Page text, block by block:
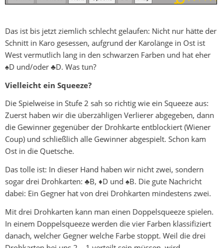
Das ist bis jetzt ziemlich schlecht gelaufen: Nicht nur hätte der
Schnitt in Karo gesessen, aufgrund der Karolänge in Ost ist
West vermutlich lang in den schwarzen Farben und hat eher
♠D und/oder ♣D. Was tun?
Vielleicht ein Squeeze?
Die Spielweise in Stufe 2 sah so richtig wie ein Squeeze aus:
Zuerst haben wir die überzähligen Verlierer abgegeben, dann
die Gewinner gegenüber der Drohkarte entblockiert (Wiener
Coup) und schließlich alle Gewinner abgespielt. Schon kam
Ost in die Quetsche.
Das tolle ist: In dieser Hand haben wir nicht zwei, sondern
sogar drei Drohkarten: ♣B, ♦D und ♠B. Die gute Nachricht
dabei: Ein Gegner hat von drei Drohkarten mindestens zwei.
Mit drei Drohkarten kann man einen Doppelsqueeze spielen.
In einem Doppelsqueeze werden die vier Farben klassifiziert
danach, welcher Gegner welche Farbe stoppt. Weil die drei